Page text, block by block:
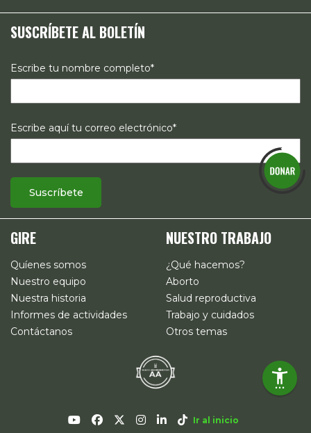
estrategias de comunicación e investigación sobre el
estado de los derechos reproductivos en México.
SUSCRÍBETE AL BOLETÍN
Escribe tu nombre completo*
Escribe aquí tu correo electrónico*
GIRE
Quíenes somos
Nuestro equipo
Nuestra historia
Informes de actividades
Contáctanos
NUESTRO TRABAJO
¿Qué hacemos?
Aborto
Salud reproductiva
Trabajo y cuidados
Otros temas
Ir al inicio